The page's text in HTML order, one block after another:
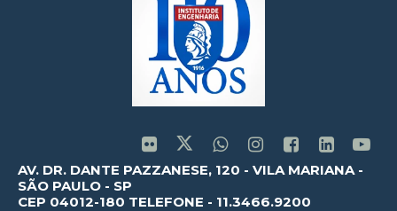
AV. DR. DANTE PAZZANESE, 120 - VILA MARIANA -
SÃO PAULO - SP
CEP 04012-180 TELEFONE - 11.3466.9200